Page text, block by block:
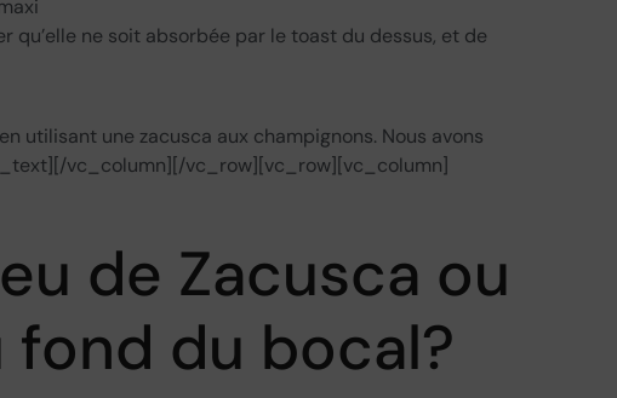
qu’elle ne soit absorbée par le toast du dessus, et de
utilisant une zacusca aux champignons. Nous avons
vc_column][/vc_row][vc_row][vc_column]
de Zacusca ou
du bocal?